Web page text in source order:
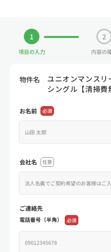
1
項目の入力
2
内容の
物件名
ユニオンマンス
シングル【清掃費
お名前 必須
会社名 任意
ご連絡先
電話番号（半角） 必須